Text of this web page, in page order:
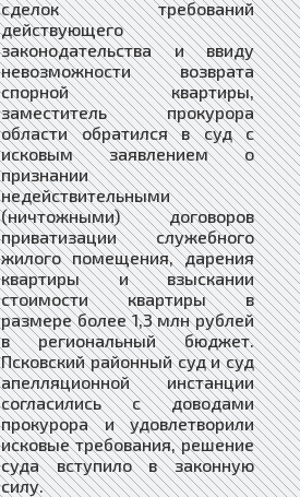
сделок требований
действующего
законодательства и ввиду
невозможности возврата
спорной квартиры,
заместитель прокурора
области обратился в суд с
исковым заявлением о
признании
недействительными
(ничтожными) договоров
приватизации служебного
жилого помещения, дарения
квартиры и взыскании
стоимости квартиры в
размере более 1,3 млн рублей
в региональный бюджет.
Псковский районный суд и суд
апелляционной инстанции
согласились с доводами
прокурора и удовлетворили
исковые требования, решение
суда вступило в законную
силу.